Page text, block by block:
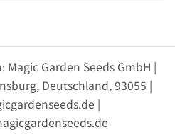
Garden Seeds GmbH |
Deutschland, 93055 |
|